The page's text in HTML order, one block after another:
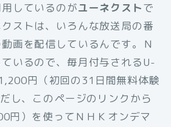
しているのがユーネクストで
ストは、いろんな放送局の番
画を配信しているんです。Ｎ
いるので、毎月付与されるU-
円（初回の31日間無料体験
し、このページのリンクから
円）を使ってＮＨＫオンデマ